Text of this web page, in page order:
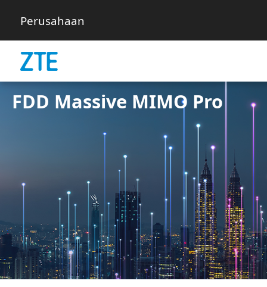
Perusahaan
FDD Massive MIMO Pro